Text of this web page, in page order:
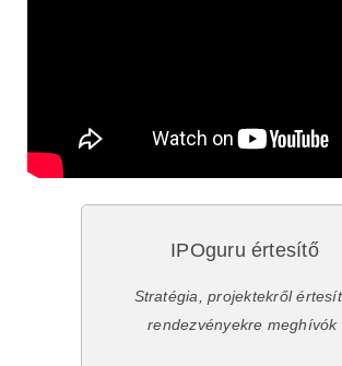
IPOguru értesítő
Stratégia, projektekről
rendezvényekre meghívók